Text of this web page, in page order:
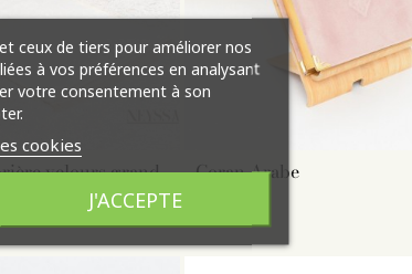
velours grand Coran Arabe
ceux de tiers pour améliorer nos
à vos préférences en analysant
votre consentement à son
cookies
J'ACCEPTE